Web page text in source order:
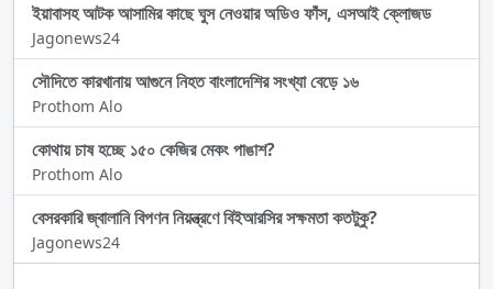
ইয়াবাসহ আটক আসামির কাছে ঘুস নেওয়ার অডিও ফাঁস, এসআই ক্লোজড
Jagonews24
সৌদিতে কারখানায় আগুনে নিহত বাংলাদেশির সংখ্যা বেড়ে ১৬
Prothom Alo
কোথায় চাষ হচ্ছে ১৫০ কেজির মেকং পাঙাশ?
Prothom Alo
বেসরকারি জ্বালানি বিপণন নিয়ন্ত্রণে বিইআরসির সক্ষমতা কতটুকু?
Jagonews24